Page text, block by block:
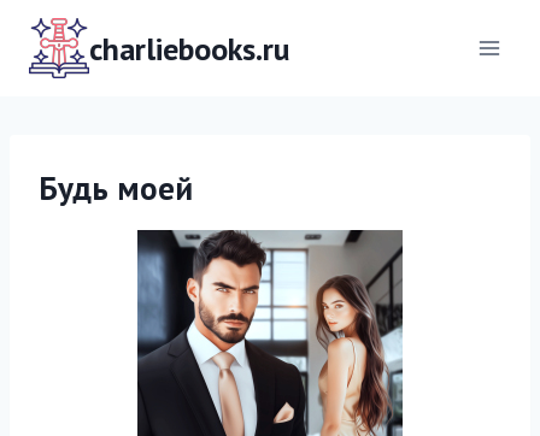
Перейти
содержимомуcharliebooks.ru
Будь моей